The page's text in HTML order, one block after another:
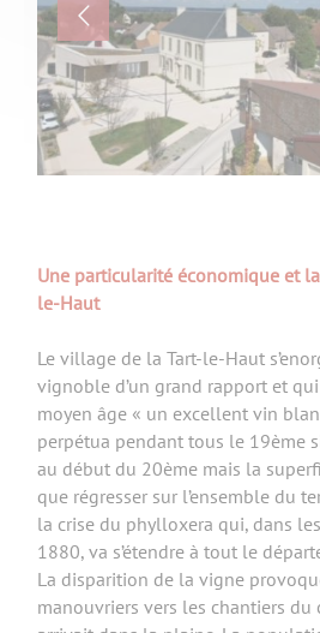
Une particularité économique et
le-Haut
Le village de la Tart-le-Haut
vignoble d’un grand rapport et
moyen âge « un excellent vin
perpétua pendant tous le 19ème
au début du 20ème mais la
que régresser sur l’ensemble du
la crise du phylloxera qui, dans
1880, va s’étendre à tout le
La disparition de la vigne
manouvriers vers les chantiers du